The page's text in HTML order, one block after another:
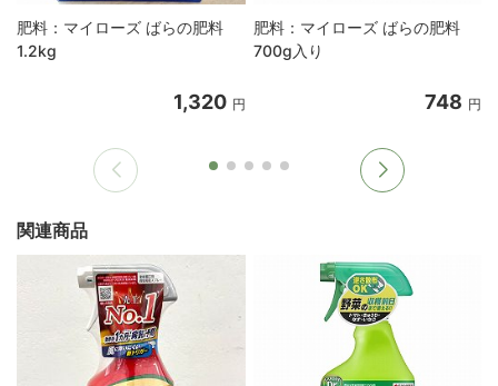
肥料：マイローズ ばらの肥料
1.2kg
1,320 円
肥料：マイローズ ばらの肥料
700g入り
748 円
関連商品